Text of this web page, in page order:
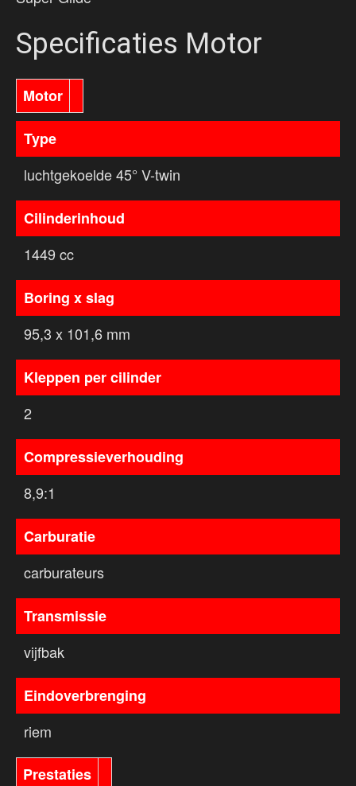
Specificaties Motor
Motor
Type
luchtgekoelde 45° V-twin
Cilinderinhoud
1449 cc
Boring x slag
95,3 x 101,6 mm
Kleppen per cilinder
2
Compressieverhouding
8,9:1
Carburatie
carburateurs
Transmissie
vijfbak
Eindoverbrenging
riem
Prestaties